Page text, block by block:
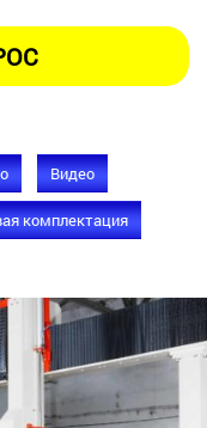
Видео
комплектация